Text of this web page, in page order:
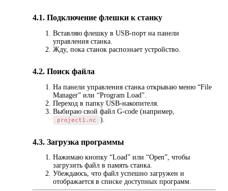
4.1. Подключение флешки к станку
Вставляю флешку в USB-порт на панели
управления станка.
Жду, пока станок распознает устройство.
4.2. Поиск файла
На панели управления станка открываю меню “File
Manager” или “Program Load”.
Переход в папку USB-накопителя.
Выбираю свой файл G-code (например,
project1.nc ).
4.3. Загрузка программы
Нажимаю кнопку “Load” или “Open”, чтобы
загрузить файл в память станка.
Убеждаюсь, что файл успешно загружен и
отображается в списке доступных программ.